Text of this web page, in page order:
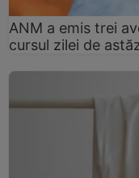
ANM a emis trei
cursul zilei de